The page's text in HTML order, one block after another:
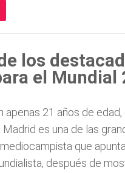
los
el Mundial
apenas 21 años de edad,
Madrid es una de las
que
después de